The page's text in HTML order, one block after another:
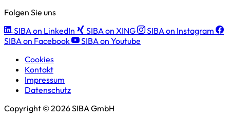
Folgen Sie uns
SIBA on LinkedIn
SIBA on XING
SIBA on Instagram
SIBA on Facebook
SIBA on Youtube
Cookies
Kontakt
Impressum
Datenschutz
Copyright © 2026 SIBA GmbH